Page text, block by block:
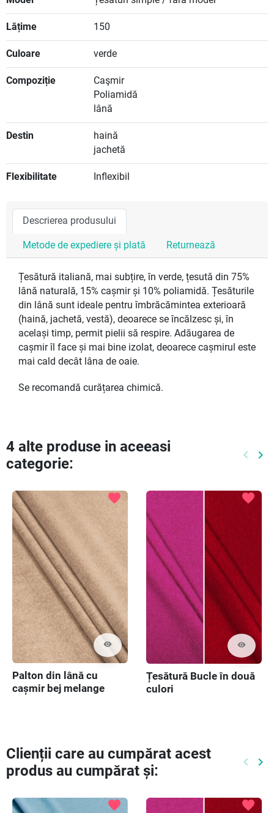
Lățime 150
Culoare verde
Compoziție
Caşmir
Poliamidă
lână
Destin
haină
jachetă
Flexibilitate Inflexibil
Descrierea produsului
Metode de expediere și plată Returnează
Țesătură italiană, mai subțire, în verde, țesută din 75%
lână naturală, 15% cașmir și 10% poliamidă. Țesăturile
din lână sunt ideale pentru îmbrăcămintea exterioară
(haină, jachetă, vestă), deoarece se încălzesc și, în
același timp, permit pielii să respire. Adăugarea de
cașmir îl face și mai bine izolat, deoarece cașmirul este
mai cald decât lâna de oaie.
Se recomandă curățarea chimică.
4 alte produse in aceeasi
categorie:
keyboard_arrow_left keyboard_arrow_right
visibility
favorite
Palton din lână cu
cașmir bej melange
visibility
favorite
Țesătură Bucle în două
culori
Clienții care au cumpărat acest
produs au cumpărat și:
keyboard_arrow_left keyboard_arrow_right
favorite favorite